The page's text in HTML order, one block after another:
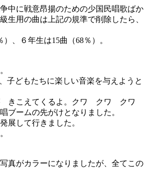
中に戦意昂揚のための少国民唱歌ばか
生用の曲は上記の規準で削除したら、
、６年生は15曲（68％）。
子どもたちに楽しい音楽を与えようと
が きこえてくるよ。クワ クワ クワ
ブームの先がけとなりました。
展して行きました。
真がカラーになりましたが、全てこの